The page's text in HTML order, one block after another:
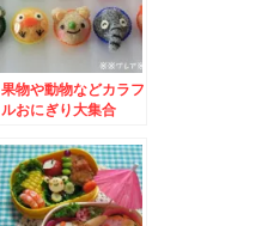
果物や動物などカラフ
ルおにぎり大集合